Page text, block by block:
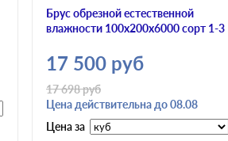
Брус обрезной естественной
влажности 100х200х6000 сорт 1-3
17 500 руб
17 698руб
Цена действительна до 08.08
Цена за